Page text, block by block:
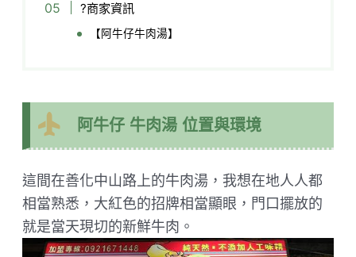
?商家資訊
【阿牛仔牛肉湯】
阿牛仔 牛肉湯 位置與環境
這間在善化中山路上的牛肉湯，我想在地人人都
相當熟悉，大紅色的招牌相當顯眼，門口擺放的
就是當天現切的新鮮牛肉。